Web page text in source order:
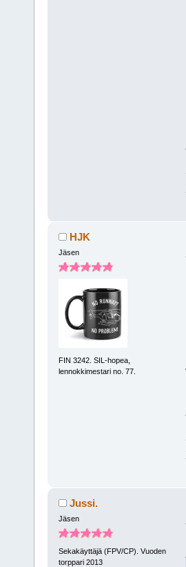
HJK
Jäsen
FIN 3242. SIL-hopea,
lennokkimestari no. 77.
Jussi.
Jäsen
Sekakäyttäjä (FPV/CP). Vuoden
torppari 2013